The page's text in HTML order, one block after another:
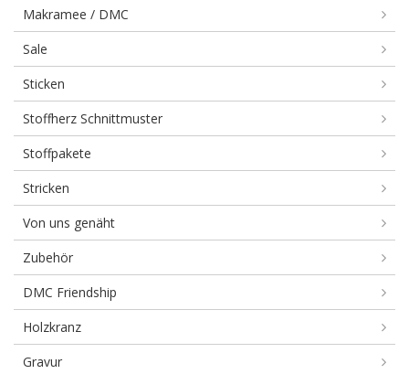
Makramee / DMC
Sale
Sticken
Stoffherz Schnittmuster
Stoffpakete
Stricken
Von uns genäht
Zubehör
DMC Friendship
Holzkranz
Gravur